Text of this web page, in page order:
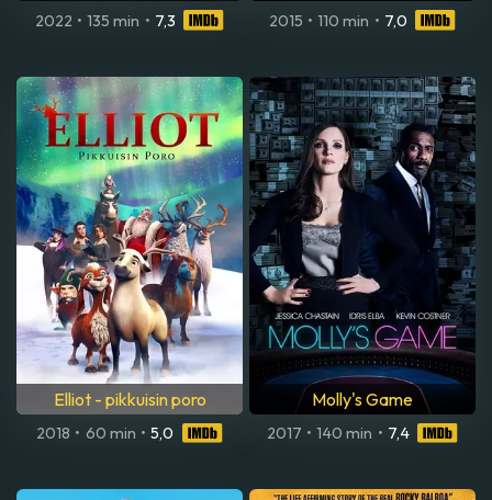
2022 • 135 min • 7,3 2015 • 110 min • 7,0
Elliot - pikkuisin poro
2018 • 60 min • 5,0
Molly's Game
2017 • 140 min • 7,4